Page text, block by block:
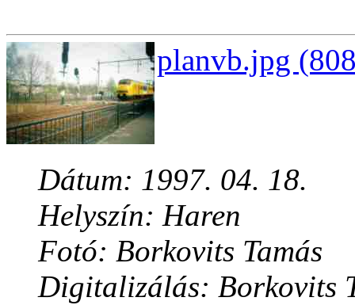
planvb.jpg
Dátum: 1997. 04. 18.
Helyszín: Haren
Fotó: Borkovits Tamás
Digitalizálás: Borkovits